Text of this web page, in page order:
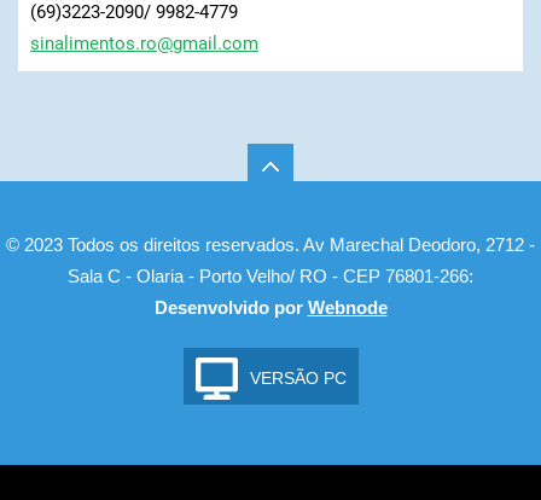
(69)3223-2090/ 9982-4779
sinalimentos.ro@gmail.com
© 2023 Todos os direitos reservados. Av Marechal Deodoro, 2712 -
Sala C - Olaria - Porto Velho/ RO - CEP 76801-266:
Desenvolvido por Webnode
VERSÃO PC